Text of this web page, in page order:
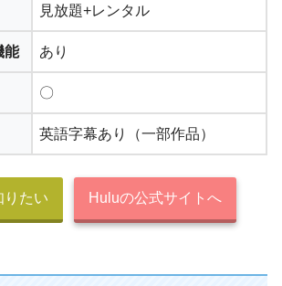
見放題+レンタル
能 あり
〇
英語字幕あり（一部作品）
りたい Huluの公式サイトへ